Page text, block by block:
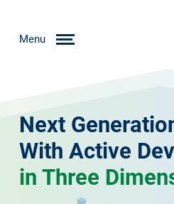
Menu
Next
With Active
in Three